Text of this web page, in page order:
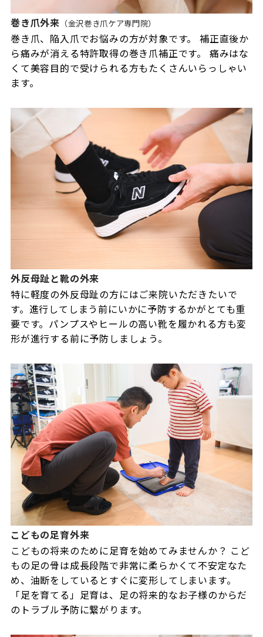
巻き爪外来 （金沢巻き爪ケア専門院）
巻き爪、陥入爪でお悩みの方が対象です。 補正直後か
ら痛みが消える特許取得の巻き爪補正です。 痛みはな
くて美容目的で受けられる方もたくさんいらっしゃい
ます。
外反母趾と靴の外来
特に軽度の外反母趾の方にはご来院いただきたいで
す。進行してしまう前にいかに予防するかがとても重
要です。パンプスやヒールの高い靴を履かれる方も変
形が進行する前に予防しましょう。
こどもの足育外来
こどもの将来のために足育を始めてみませんか？ こど
もの足の骨は成長段階で非常に柔らかくて不安定なた
め、油断をしているとすぐに変形してしまいます。
「足を育てる」足育は、足の将来的なお子様のからだ
のトラブル予防に繋がります。